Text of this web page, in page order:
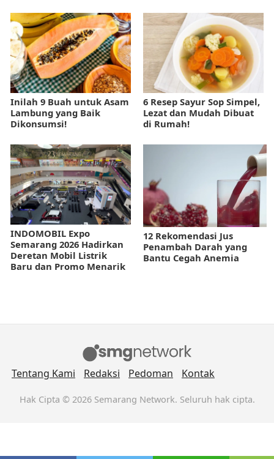
Inilah 9 Buah untuk Asam
Lambung yang Baik
Dikonsumsi!
6 Resep Sayur Sop Simpel,
Lezat dan Mudah Dibuat
di Rumah!
INDOMOBIL Expo
Semarang 2026 Hadirkan
Deretan Mobil Listrik
Baru dan Promo Menarik
12 Rekomendasi Jus
Penambah Darah yang
Bantu Cegah Anemia
Tentang Kami Redaksi Pedoman Kontak
Hak Cipta © 2026 Semarang Network. Seluruh hak cipta.